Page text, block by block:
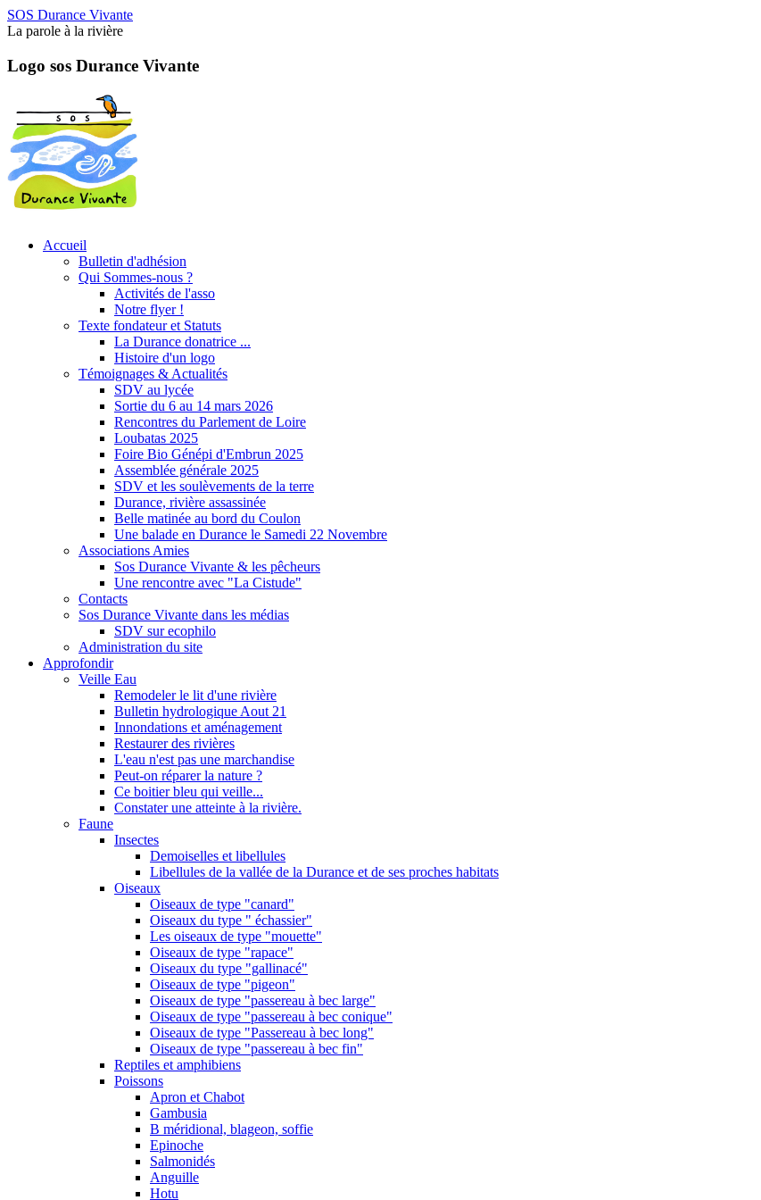
SOS Durance Vivante
La parole à la rivière
Logo sos Durance Vivante
Accueil
Bulletin d'adhésion
Qui Sommes-nous ?
Activités de l'asso
Notre flyer !
Texte fondateur et Statuts
La Durance donatrice ...
Histoire d'un logo
Témoignages & Actualités
SDV au lycée
Sortie du 6 au 14 mars 2026
Rencontres du Parlement de Loire
Loubatas 2025
Foire Bio Génépi d'Embrun 2025
Assemblée générale 2025
SDV et les soulèvements de la terre
Durance, rivière assassinée
Belle matinée au bord du Coulon
Une balade en Durance le Samedi 22 Novembre
Associations Amies
Sos Durance Vivante & les pêcheurs
Une rencontre avec "La Cistude"
Contacts
Sos Durance Vivante dans les médias
SDV sur ecophilo
Administration du site
Approfondir
Veille Eau
Remodeler le lit d'une rivière
Bulletin hydrologique Aout 21
Innondations et aménagement
Restaurer des rivières
L'eau n'est pas une marchandise
Peut-on réparer la nature ?
Ce boitier bleu qui veille...
Constater une atteinte à la rivière.
Faune
Insectes
Demoiselles et libellules
Libellules de la vallée de la Durance et de ses proches habitats
Oiseaux
Oiseaux de type "canard"
Oiseaux du type " échassier"
Les oiseaux de type "mouette"
Oiseaux de type "rapace"
Oiseaux du type "gallinacé"
Oiseaux de type "pigeon"
Oiseaux de type "passereau à bec large"
Oiseaux de type "passereau à bec conique"
Oiseaux de type "Passereau à bec long"
Oiseaux de type "passereau à bec fin"
Reptiles et amphibiens
Poissons
Apron et Chabot
Gambusia
B méridional, blageon, soffie
Epinoche
Salmonidés
Anguille
Hotu